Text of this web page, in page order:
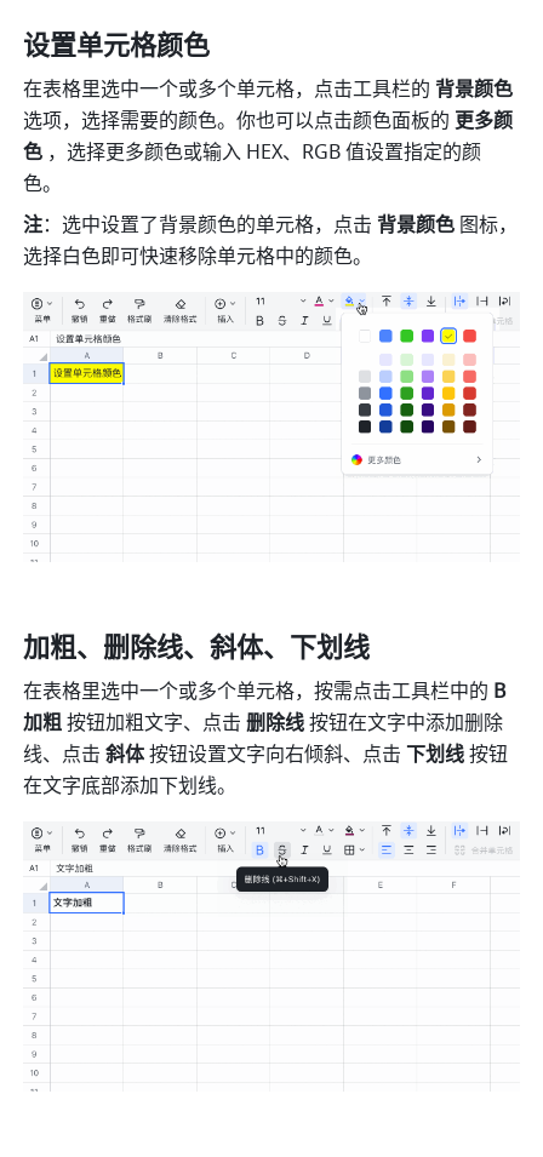
设置单元格颜色
在表格里选中一个或多个单元格，点击工具栏的 背景颜色
选项，选择需要的颜色。你也可以点击颜色面板的 更多颜
色 ，选择更多颜色或输入 HEX、RGB 值设置指定的颜
色。
注：选中设置了背景颜色的单元格，点击 背景颜色 图标，
选择白色即可快速移除单元格中的颜色。
加粗、删除线、斜体、下划线
在表格里选中一个或多个单元格，按需点击工具栏中的 B
加粗 按钮加粗文字、点击 删除线 按钮在文字中添加删除
线、点击 斜体 按钮设置文字向右倾斜、点击 下划线 按钮
在文字底部添加下划线。